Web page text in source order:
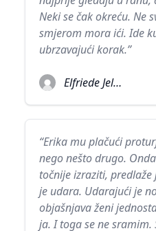
Neki se čak okreću. Ne
smjerom mora ići. Ide
ubrzavajući korak.”
Elfriede Jelinek
“Erika mu plačući
nego nešto drugo.
točnije izraziti,
je udara. Udarajući je
objašnjava ženi
ja. I toga se ne